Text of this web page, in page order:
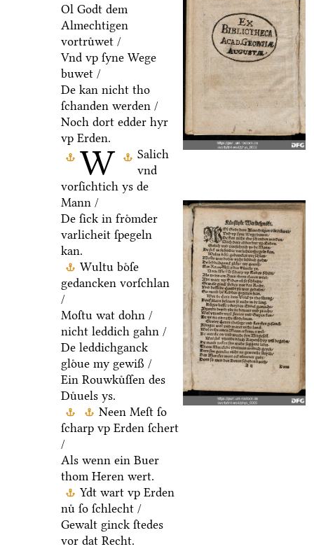
W
Ol Godt dem
Almechtigen
vortruͤwet /
Vnd vp ſyne Wege
buwet /
De kan nicht tho
ſchanden werden /
Noch dort edder hyr
vp Erden.
Salich
vnd
vorſichtich ys de
Mann /
De ſick in froͤmder
varlicheit ſpegeln
kan.
Wultu boͤſe
gedancken vorſchlan
/
Moſtu wat dohn /
nicht leddich gahn /
De leddichganck
gloͤue my gewiß /
Ein Rouwkuͤſſen des
Duͤuels ys.
Neen Meſt ſo
ſcharp vp Erden ſchert
/
Als wenn ein Buer
thom Heren wert.
Ydt wart vp Erden
nuͤ ſo ſchlecht /
Gewalt ginck ſtedes
vor dat Recht.